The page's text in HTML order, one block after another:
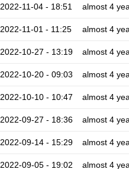
2022-11-04 - 18:51 almost 4
2022-11-01 - 11:25 almost 4
2022-10-27 - 13:19 almost 4
2022-10-20 - 09:03 almost 4
2022-10-10 - 10:47 almost 4
2022-09-27 - 18:36 almost 4
2022-09-14 - 15:29 almost 4
2022-09-05 - 19:02 almost 4